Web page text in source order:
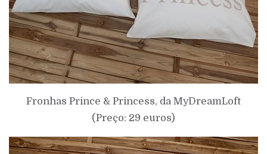
Fronhas Prince & Princess, daMyDreamLoft
(Preço: 29 euros)